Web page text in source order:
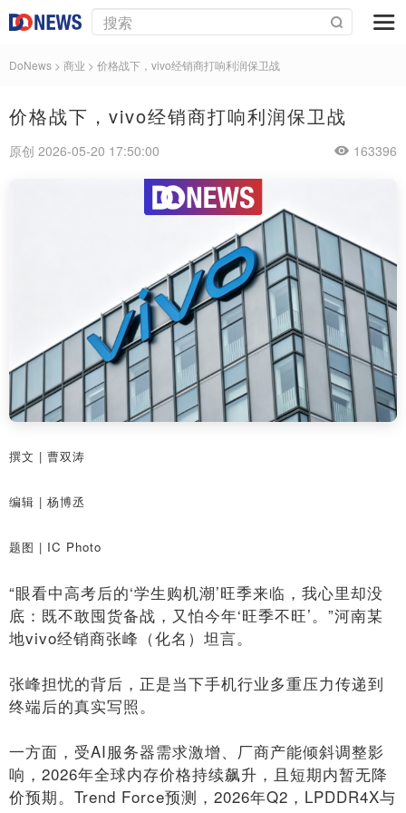
DoNews > 商业 > 价格战下，vivo经销商打响利润保卫战
价格战下，vivo经销商打响利润保卫战
原创 2026-05-20 17:50:00 163396
撰文 | 曹双涛
编辑 | 杨博丞
题图 | IC Photo
“眼看中高考后的‘学生购机潮’旺季来临，我心里却没
底：既不敢囤货备战，又怕今年‘旺季不旺’。”河南某
地vivo经销商张峰（化名）坦言。
张峰担忧的背后，正是当下手机行业多重压力传递到
终端后的真实写照。
一方面，受AI服务器需求激增、厂商产能倾斜调整影
响，2026年全球内存价格持续飙升，且短期内暂无降
价预期。Trend Force预测，2026年Q2，LPDDR4X与